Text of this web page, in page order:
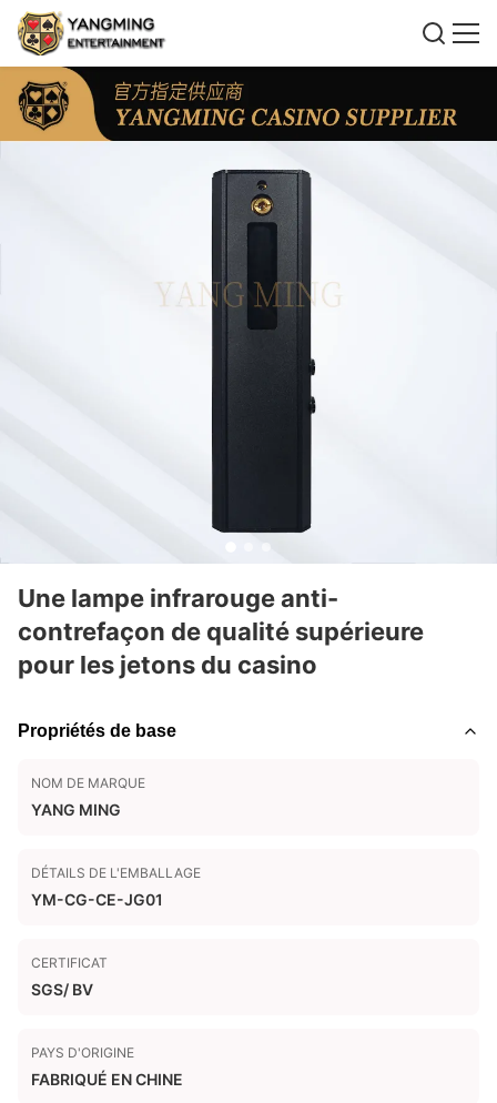
Une lampe infrarouge anti-
contrefaçon de qualité supérieure
pour les jetons du casino
Propriétés de base
NOM DE MARQUE
YANG MING
DÉTAILS DE L'EMBALLAGE
YM-CG-CE-JG01
CERTIFICAT
SGS/ BV
PAYS D'ORIGINE
FABRIQUÉ EN CHINE